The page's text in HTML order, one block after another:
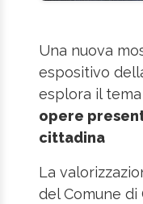
Una nuova
espositivo
esplora il
opere
cittadina
La
del Comune